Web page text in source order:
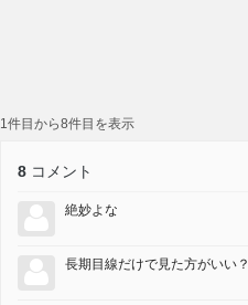
1件目から8件目を表示
8 コメント
絶妙よな
長期目線だけで見た方がいい？